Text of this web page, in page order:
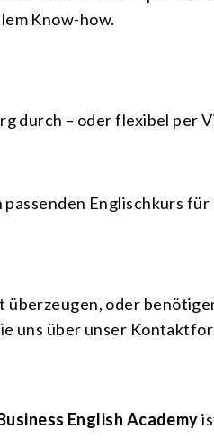
Know-how.
durch – oder flexibel per
Englischkurs für
überzeugen, oder
uns über unser
English Academy